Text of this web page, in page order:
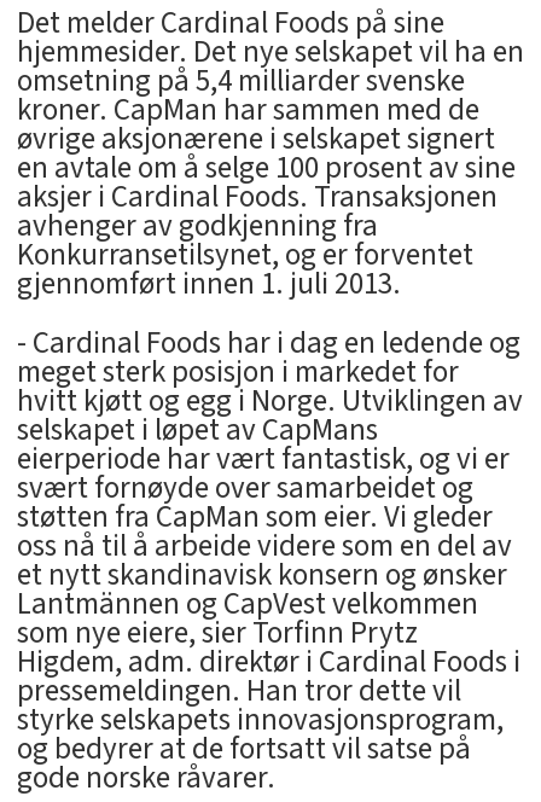
Det melder Cardinal Foods på sine
hjemmesider. Det nye selskapet vil ha en
omsetning på 5,4 milliarder svenske
kroner. CapMan har sammen med de
øvrige aksjonærene i selskapet signert
en avtale om å selge 100 prosent av sine
aksjer i Cardinal Foods. Transaksjonen
avhenger av godkjenning fra
Konkurransetilsynet, og er forventet
gjennomført innen 1. juli 2013.
- Cardinal Foods har i dag en ledende og
meget sterk posisjon i markedet for
hvitt kjøtt og egg i Norge. Utviklingen av
selskapet i løpet av CapMans
eierperiode har vært fantastisk, og vi er
svært fornøyde over samarbeidet og
støtten fra CapMan som eier. Vi gleder
oss nå til å arbeide videre som en del av
et nytt skandinavisk konsern og ønsker
Lantmännen og CapVest velkommen
som nye eiere, sier Torfinn Prytz
Higdem, adm. direktør i Cardinal Foods i
pressemeldingen. Han tror dette vil
styrke selskapets innovasjonsprogram,
og bedyrer at de fortsatt vil satse på
gode norske råvarer.